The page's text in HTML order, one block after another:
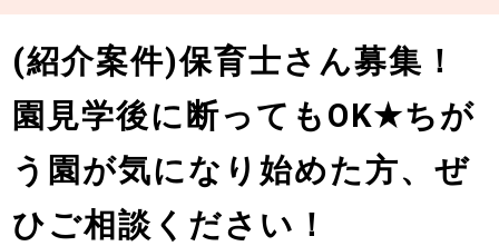
(紹介案件)保育士さん募集！
園見学後に断ってもOK★ちが
う園が気になり始めた方、ぜ
ひご相談ください！